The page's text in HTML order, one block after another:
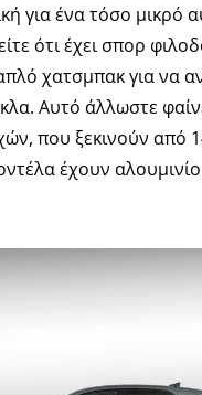
για ένα τόσο μικρό
ότι έχει σπορ
χατσμπακ για να
Αυτό άλλωστε
που ξεκινούν από
έχουν